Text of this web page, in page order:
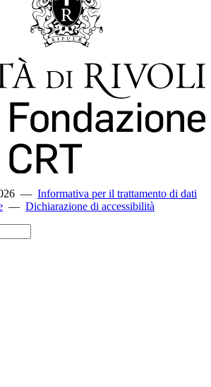
— Informativa per il trattamento di dati
— Dichiarazione di accessibilità